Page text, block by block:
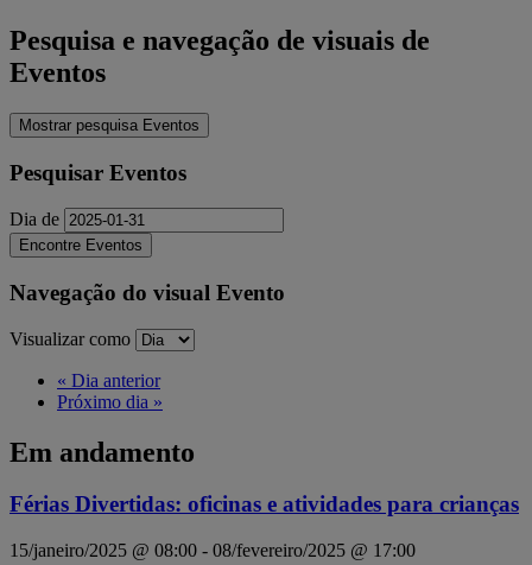
Pesquisa e navegação de visuais de
Eventos
Mostrar pesquisa Eventos
Pesquisar Eventos
Dia de
Navegação do visual Evento
Visualizar como
« Dia anterior
Próximo dia »
Em andamento
Férias Divertidas: oficinas e atividades para crianças
15/janeiro/2025 @ 08:00 - 08/fevereiro/2025 @ 17:00